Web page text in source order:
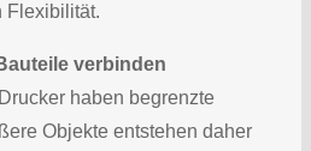
Flexibilität.
verbinden
haben begrenzte
Objekte entstehen daher